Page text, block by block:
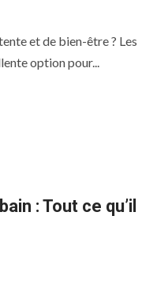
et de bien-être ? Les
option pour...
: Tout ce qu’il